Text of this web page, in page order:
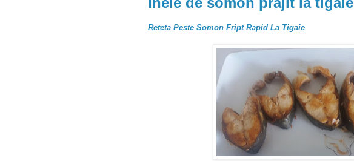
Reteta Peste Somon Fript Rapid La Tigaie